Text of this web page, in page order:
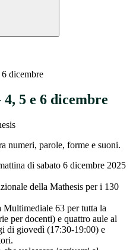
dicembre
5 e 6 dicembre
numeri, parole, forme e suoni.
di sabato 6 dicembre 2025
della Mathesis per i 130
Multimediale 63 per tutta la
per docenti) e quattro aule al
di giovedì (17:30-19:00) e